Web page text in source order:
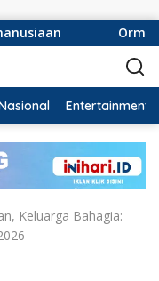
Laskar Lampung
Entertainment
Keluarga Bahagia: